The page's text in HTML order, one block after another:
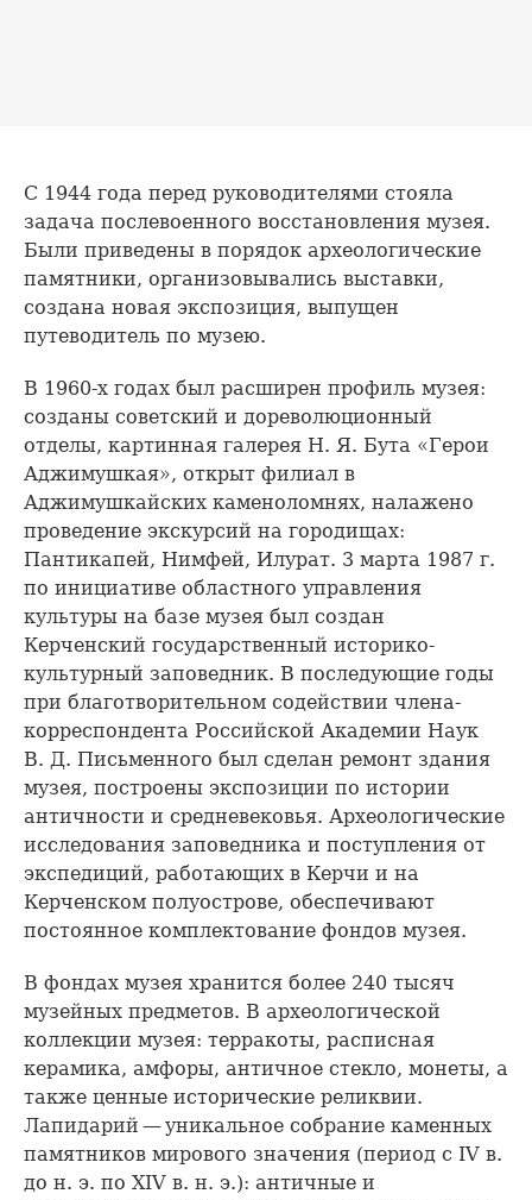
С 1944 года перед руководителями стояла
задача послевоенного восстановления музея.
Были приведены в порядок археологические
памятники, организовывались выставки,
создана новая экспозиция, выпущен
путеводитель по музею.
В 1960-х годах был расширен профиль музея:
созданы советский и дореволюционный
отделы, картинная галерея Н. Я. Бута «Герои
Аджимушкая», открыт филиал в
Аджимушкайских каменоломнях, налажено
проведение экскурсий на городищах:
Пантикапей, Нимфей, Илурат. 3 марта 1987 г.
по инициативе областного управления
культуры на базе музея был создан
Керченский государственный историко-
культурный заповедник. В последующие годы
при благотворительном содействии члена-
корреспондента Российской Академии Наук
В. Д. Письменного был сделан ремонт здания
музея, построены экспозиции по истории
античности и средневековья. Археологические
исследования заповедника и поступления от
экспедиций, работающих в Керчи и на
Керченском полуострове, обеспечивают
постоянное комплектование фондов музея.
В фондах музея хранится более 240 тысяч
музейных предметов. В археологической
коллекции музея: терракоты, расписная
керамика, амфоры, античное стекло, монеты, а
также ценные исторические реликвии.
Лапидарий — уникальное собрание каменных
памятников мирового значения (период с IV в.
до н. э. по XIV в. н. э.): античные и